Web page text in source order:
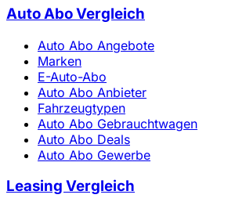
Auto Abo Vergleich
Auto Abo Angebote
Marken
E-Auto-Abo
Auto Abo Anbieter
Fahrzeugtypen
Auto Abo Gebrauchtwagen
Auto Abo Deals
Auto Abo Gewerbe
Leasing Vergleich